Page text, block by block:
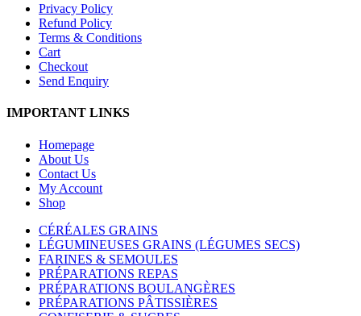
Privacy Policy
Refund Policy
Terms & Conditions
Cart
Checkout
Send Enquiry
IMPORTANT LINKS
Homepage
About Us
Contact Us
My Account
Shop
CÉRÉALES GRAINS
LÉGUMINEUSES GRAINS (LÉGUMES SECS)
FARINES & SEMOULES
PRÉPARATIONS REPAS
PRÉPARATIONS BOULANGÈRES
PRÉPARATIONS PÂTISSIÈRES